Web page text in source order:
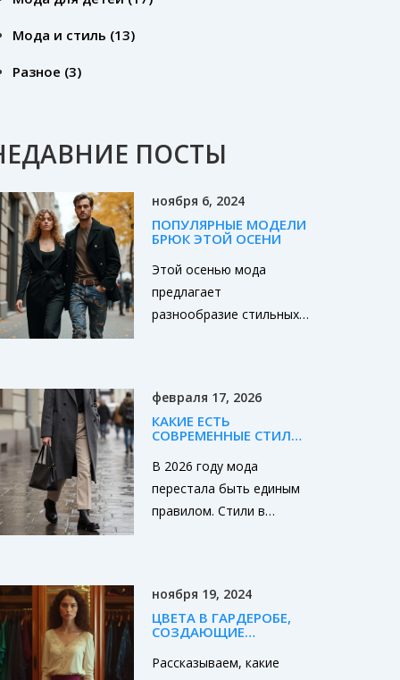
Мода и стиль (13)
Разное (3)
ПОСТЫ
ноября 6, 2024
ПОПУЛЯРНЫЕ МОДЕЛИ
БРЮК ЭТОЙ ОСЕНИ
Этой осенью мода
предлагает
разнообразие стильных
инновационных
дизайнов, штаны
элементом каждого
гардероба. Узнайте о
самых популярных
дополнить ваш
индивидуальный стиль.
февраля 17, 2026
КАКИЕ ЕСТЬ
СОВРЕМЕННЫЕ СТИЛИ
АКТУАЛЬНЫЕ
НАПРАВЛЕНИЯ 2026
ГОДА
В 2026 году мода
перестала быть единым
правилом. Стили в
гранж, эко-эстетика и
футуризм. Главное - не
следовать тренду, а
выражать себя.
ноября 19, 2024
ЦВЕТА В ГАРДЕРОБЕ,
СОЗДАЮЩИЕ
РОСКОШИ
Рассказываем, какие